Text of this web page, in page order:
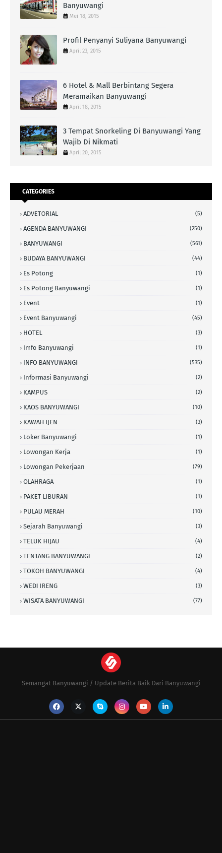
Banyuwangi
Mei 18, 2015
Profil Penyanyi Suliyana Banyuwangi
April 23, 2015
6 Hotel & Mall Berbintang Segera
Meramaikan Banyuwangi
April 18, 2015
3 Tempat Snorkeling Di Banyuwangi Yang
Wajib Di Nikmati
April 20, 2015
CATEGORIES
ADVETORIAL (5)
AGENDA BANYUWANGI (250)
BANYUWANGI (561)
BUDAYA BANYUWANGI (44)
Es Potong (1)
Es Potong Banyuwangi (1)
Event (1)
Event Banyuwangi (45)
HOTEL (3)
Imfo Banyuwangi (1)
INFO BANYUWANGI (535)
Informasi Banyuwangi (2)
KAMPUS (2)
KAOS BANYUWANGI (10)
KAWAH IJEN (3)
Loker Banyuwangi (1)
Lowongan Kerja (1)
Lowongan Pekerjaan (79)
OLAHRAGA (1)
PAKET LIBURAN (1)
PULAU MERAH (10)
Sejarah Banyuwangi (3)
TELUK HIJAU (4)
TENTANG BANYUWANGI (2)
TOKOH BANYUWANGI (4)
WEDI IRENG (3)
WISATA BANYUWANGI (77)
Semangat Banyuwangi / Update Berita Baik Dari Banyuwangi